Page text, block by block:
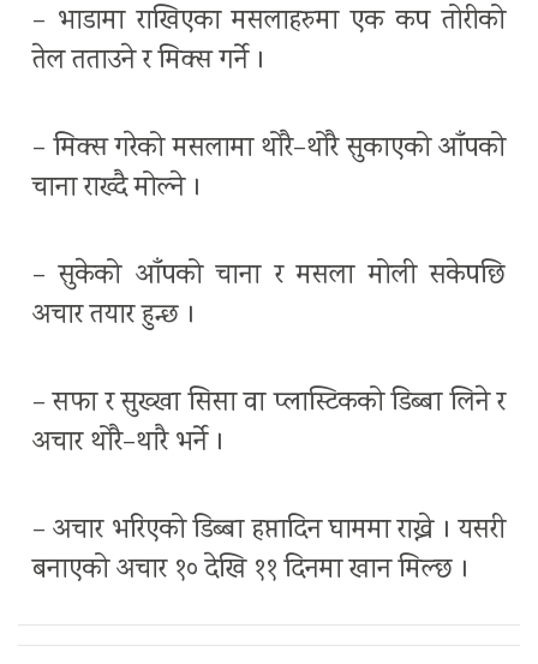
– भाडामा राखिएका मसलाहरुमा एक कप तोरीको
तेल तताउने र मिक्स गर्ने ।
– मिक्स गरेको मसलामा थोरै–थोरै सुकाएको आँपको
चाना राख्दै मोल्ने ।
– सुकेको आँपको चाना र मसला मोली सकेपछि
अचार तयार हुन्छ ।
– सफा र सुख्खा सिसा वा प्लास्टिकको डिब्बा लिने र
अचार थोरै–थारै भर्ने ।
– अचार भरिएको डिब्बा हप्तादिन घाममा राख्ने । यसरी
बनाएको अचार १० देखि ११ दिनमा खान मिल्छ ।